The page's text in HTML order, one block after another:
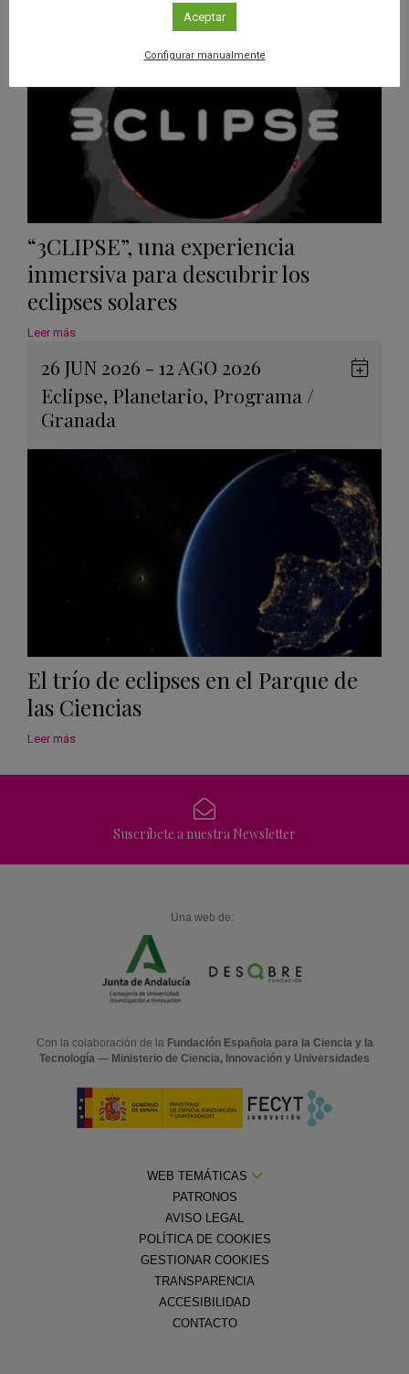
“3CLIPSE”, una experiencia
inmersiva para descubrir los
eclipses solares
Leer más
26 JUN 2026 - 12 AGO 2026
Eclipse, Planetario, Programa /
Granada
El trío de eclipses en el Parque de
las Ciencias
Leer más
Suscríbete a nuestra Newsletter
Una web de:
Con la colaboración de la Fundación Española para la Ciencia y la
Tecnología — Ministerio de Ciencia, Innovación y Universidades
WEB TEMÁTICAS
PATRONOS
AVISO LEGAL
POLÍTICA DE COOKIES
GESTIONAR COOKIES
TRANSPARENCIA
ACCESIBILIDAD
CONTACTO
Aceptar
Configurar manualmente